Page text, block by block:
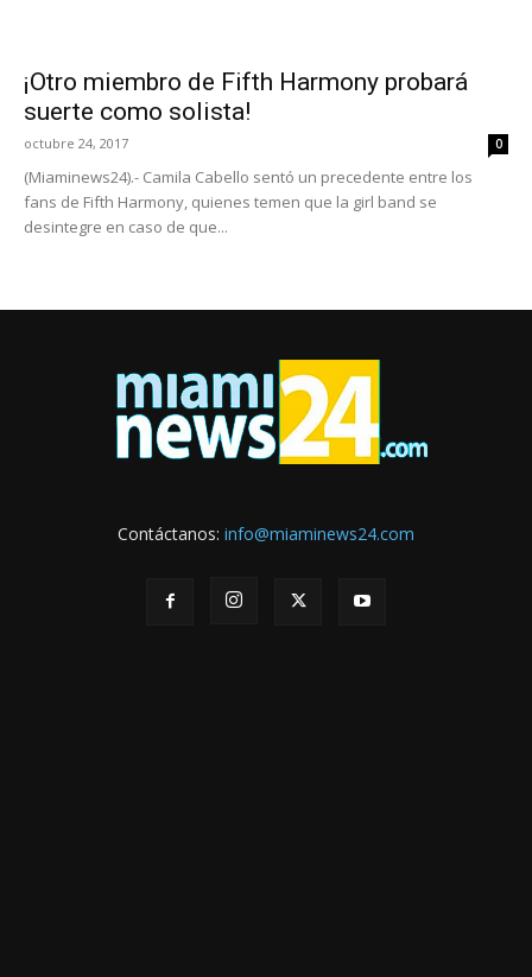
¡Otro miembro de Fifth Harmony probará
suerte como solista!
octubre 24, 2017 0
(Miaminews24).- Camila Cabello sentó un precedente entre los
fans de Fifth Harmony, quienes temen que la girl band se
desintegre en caso de que...
Contáctanos: info@miaminews24.com